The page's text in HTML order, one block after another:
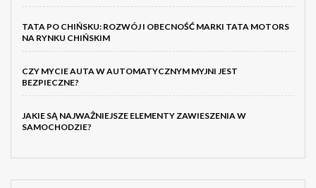
TATA PO CHIŃSKU: ROZWÓJ I OBECNOŚĆ MARKI TATA MOTORS
NA RYNKU CHIŃSKIM
CZY MYCIE AUTA W AUTOMATYCZNYM MYJNI JEST
BEZPIECZNE?
JAKIE SĄ NAJWAŻNIEJSZE ELEMENTY ZAWIESZENIA W
SAMOCHODZIE?